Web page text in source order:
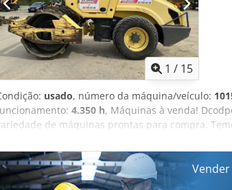
1 / 15
usado, número da máquina/veículo:
4.350 h, Máquinas à venda!
de máquinas prontas para compra.
sinta-se à vontade para nos ligar ou enviar um e-
totalmente revisadas e verificadas quanto à
prontamente. Prestamos assistência
a nossa ampla gama de máquinas